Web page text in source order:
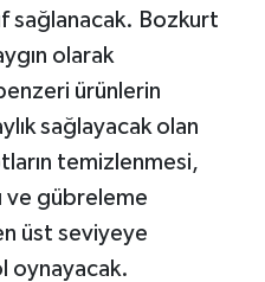
sağlanacak. Bozkurt
olarak
ürünlerin
sağlayacak olan
temizlenmesi,
ve gübreleme
üst seviyeye
oynayacak.